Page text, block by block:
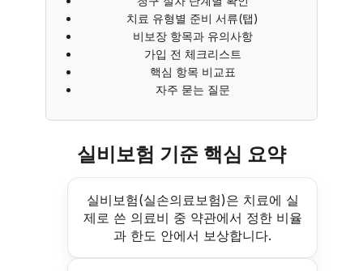
치료 유형별 준비 서류(탭)
비보장 항목과 유의사항
가입 전 체크리스트
핵심 항목 비교표
자주 묻는 질문
실비보험 기준 핵심 요약
실비보험(실손의료보험)은 치료에 실
제로 쓴 의료비 중 약관에서 정한 비율
과 한도 안에서 보상합니다.